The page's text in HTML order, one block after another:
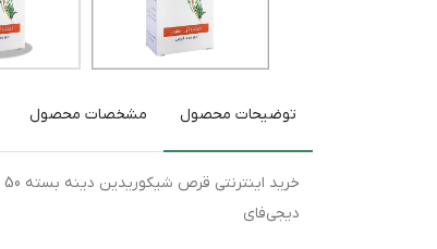
توضیحات محصول مشخصات محصول
دیجی‌فای